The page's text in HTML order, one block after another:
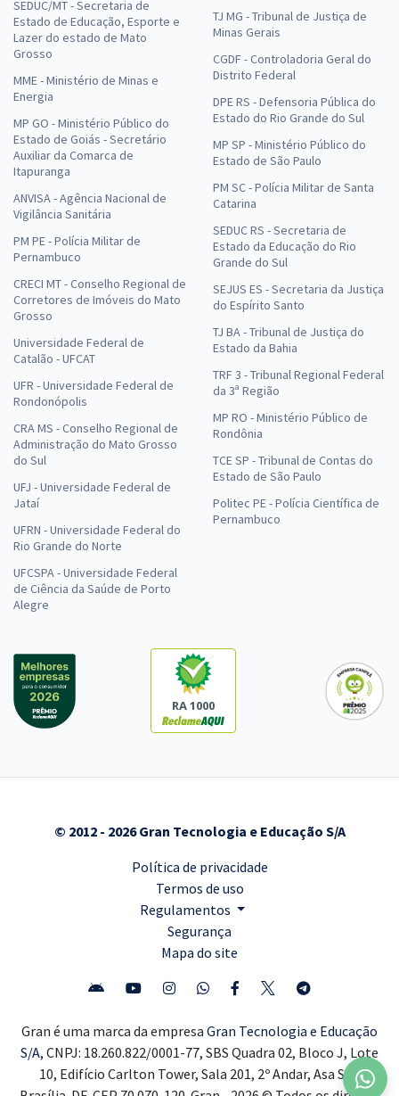
SEDUC/MT - Secretaria de
Estado de Educação, Esporte e
Lazer do estado de Mato
Grosso
MME - Ministério de Minas e
Energia
MP GO - Ministério Público do
Estado de Goiás - Secretário
Auxiliar da Comarca de
Itapuranga
ANVISA - Agência Nacional de
Vigilância Sanitária
PM PE - Polícia Militar de
Pernambuco
CRECI MT - Conselho Regional de
Corretores de Imóveis do Mato
Grosso
Universidade Federal de
Catalão - UFCAT
UFR - Universidade Federal de
Rondonópolis
CRA MS - Conselho Regional de
Administração do Mato Grosso
do Sul
UFJ - Universidade Federal de
Jataí
UFRN - Universidade Federal do
Rio Grande do Norte
UFCSPA - Universidade Federal
de Ciência da Saúde de Porto
Alegre
TJ MG - Tribunal de Justiça de
Minas Gerais
CGDF - Controladoria Geral do
Distrito Federal
DPE RS - Defensoria Pública do
Estado do Rio Grande do Sul
MP SP - Ministério Público do
Estado de São Paulo
PM SC - Polícia Militar de Santa
Catarina
SEDUC RS - Secretaria de
Estado da Educação do Rio
Grande do Sul
SEJUS ES - Secretaria da Justiça
do Espírito Santo
TJ BA - Tribunal de Justiça do
Estado da Bahia
TRF 3 - Tribunal Regional Federal
da 3ª Região
MP RO - Ministério Público de
Rondônia
TCE SP - Tribunal de Contas do
Estado de São Paulo
Politec PE - Polícia Científica de
Pernambuco
RA 1000
© 2012 - 2026 Gran Tecnologia e Educação S/A
Política de privacidade
Termos de uso
Regulamentos
Segurança
Mapa do site
Gran é uma marca da empresa Gran Tecnologia e Educação
S/A, CNPJ: 18.260.822/0001-77, SBS Quadra 02, Bloco J, Lote
10, Edifício Carlton Tower, Sala 201, 2º Andar, Asa Sul,